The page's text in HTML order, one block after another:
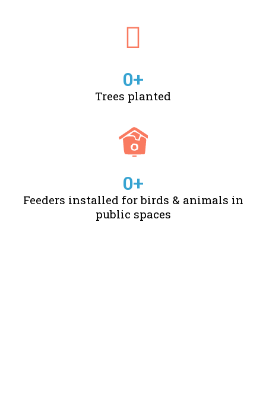
Trees planted
0+
Feeders installed for birds & animals in
public spaces
0+